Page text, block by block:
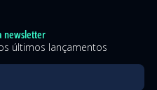
newsletter
últimos lançamentos